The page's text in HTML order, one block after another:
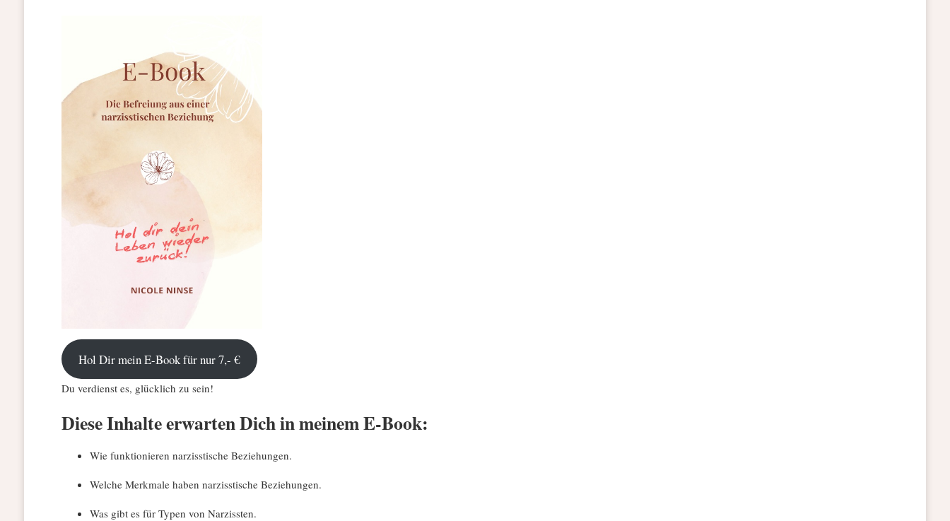
Hol Dir mein E-Book für nur 7,- €
Du verdienst es, glücklich zu sein!
Diese Inhalte erwarten Dich in meinem E-Book:
Wie funktionieren narzisstische Beziehungen.
Welche Merkmale haben narzisstische Beziehungen.
Was gibt es für Typen von Narzissten.